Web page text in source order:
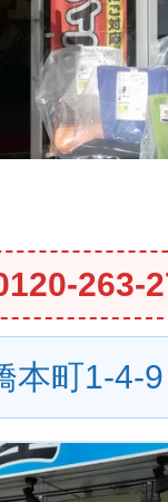
263-
本町1-4-9